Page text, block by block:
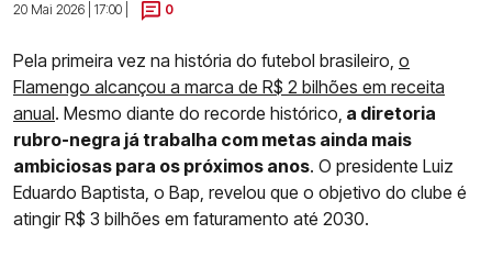
20 Mai 2026 | 17:00 |
0
Pela primeira vez na história do futebol brasileiro, o
Flamengo alcançou a marca de R$ 2 bilhões em receita
anual. Mesmo diante do recorde histórico, a diretoria
rubro-negra já trabalha com metas ainda mais
ambiciosas para os próximos anos. O presidente Luiz
Eduardo Baptista, o Bap, revelou que o objetivo do clube é
atingir R$ 3 bilhões em faturamento até 2030.